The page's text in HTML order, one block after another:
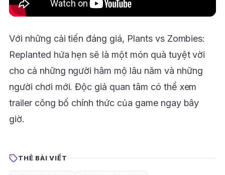
Với những cải tiến đáng giá, Plants vs Zombies:
Replanted hứa hẹn sẽ là một món quà tuyệt vời
cho cả những người hâm mộ lâu năm và những
người chơi mới. Độc giả quan tâm có thể xem
trailer công bố chính thức của game ngay bây
giờ.
THẺ BÀI VIẾT